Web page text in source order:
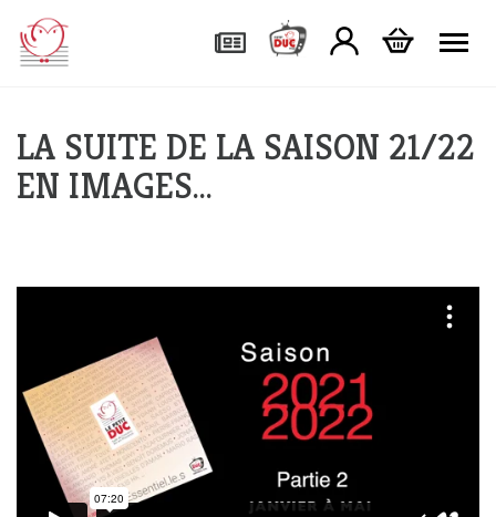
LA SUITE DE LA SAISON 21/22
EN IMAGES…